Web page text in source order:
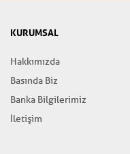
KURUMSAL
Hakkımızda
Basında Biz
Banka Bilgilerimiz
İletişim